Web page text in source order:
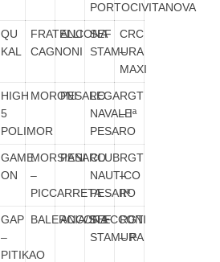
PORTOCIVITANOVA
QU
KAL
FRATELLI
CAGNONI
ANCONA
SEF
STAMURA
CRC
–
MAXI
HIGH
5
POLIMOR
MORONIPESAROLEGA
NAVALE
PESARO
RGT
– Iª
GAME
ON
MORSIANI
–
PICCARRETA
PESAROCLUB
NAUTICO
PESARO
RGT
–
IIª
GAP
–
PITIKAO
BALERCIA/STECCONI
ANCONA
SEF
STAMURA
RGT
– Iª